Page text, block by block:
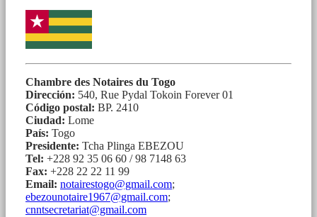
Chambre des Notaires du Togo
Dirección: 540, Rue Pydal Tokoin Forever 01
Código postal: BP. 2410
Ciudad: Lome
País: Togo
Presidente: Tcha Plinga EBEZOU
Tel: +228 92 35 06 60 / 98 7148 63
Fax: +228 22 22 11 99
Email: notairestogo@gmail.com;
ebezounotaire1967@gmail.com;
cnntsecretariat@gmail.com